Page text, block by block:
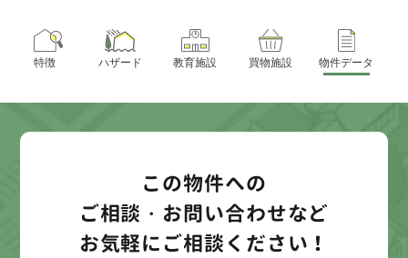
特徴 ハザード 教育施設 買物施設 物件データ
この物件への
ご相談・お問い合わせなど
お気軽にご相談ください！